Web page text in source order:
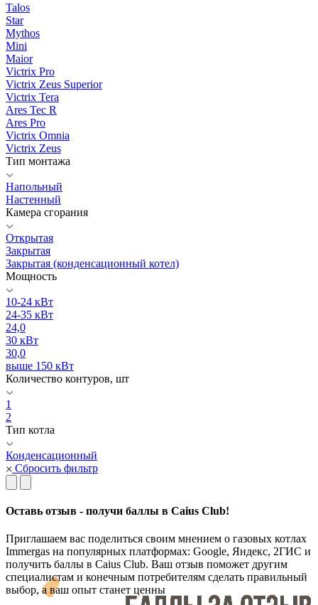
Talos
Star
Mythos
Mini
Maior
Victrix Pro
Victrix Zeus Superior
Victrix Tera
Ares Tec R
Ares Pro
Victrix Omnia
Victrix Zeus
Тип монтажа
Напольный
Настенный
Камера сгорания
Открытая
Закрытая
Закрытая (конденсационный котел)
Мощность
10-24 кВт
24-35 кВт
24,0
30 кВт
30,0
выше 150 кВт
Количество контуров, шт
1
2
Тип котла
Конденсационный
Сбросить фильтр
Оставь отзыв - получи баллы в Caius Club!
Приглашаем вас поделиться своим мнением о газовых котлах
Immergas на популярных платформах: Google, Яндекс, 2ГИС и
получить баллы в Caius Club. Ваш отзыв поможет другим
специалистам и конечным потребителям сделать правильный
выбор, а ваш опыт станет ценны